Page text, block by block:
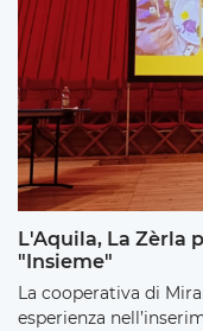
L'Aquila, La Zèrla
"Insieme"
La cooperativa di
esperienza